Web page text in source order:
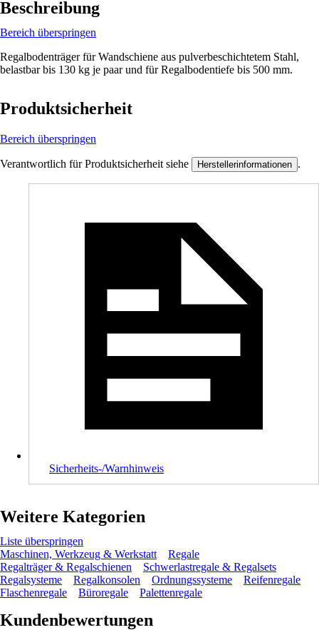
Beschreibung
Bereich überspringen
Regalbodenträger für Wandschiene aus pulverbeschichtetem Stahl,
belastbar bis 130 kg je paar und für Regalbodentiefe bis 500 mm.
Produktsicherheit
Bereich überspringen
Verantwortlich für Produktsicherheit siehe Herstellerinformationen .
Sicherheits-/Warnhinweis
Weitere Kategorien
Liste überspringen
Maschinen, Werkzeug & Werkstatt
Regale
Regalträger & Regalschienen
Schwerlastregale & Regalsets
Regalsysteme
Regalkonsolen Ordnungssysteme
Reifenregale
Flaschenregale
Büroregale Palettenregale
Kundenbewertungen